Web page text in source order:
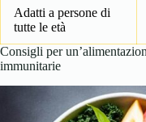
Adatti a persone di
tutte le età
Consigli per
immunitarie